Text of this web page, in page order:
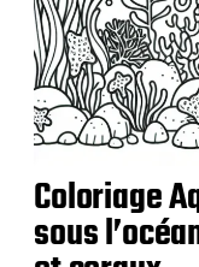
Coloriage
sous